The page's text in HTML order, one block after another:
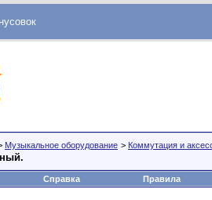
Музыкальное оборудование > Коммутация и
Справка Правила